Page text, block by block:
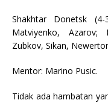
Shakhtar Donetsk (4-
Matviyenko, Azarov;
Zubkov, Sikan,
Mentor: Marino Pusic.
Tidak ada hambatan